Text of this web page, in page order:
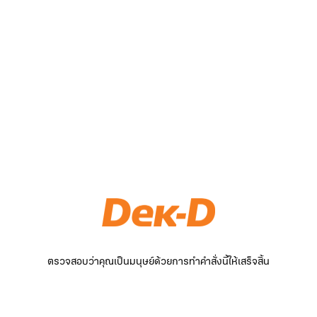
ตรวจสอบว่าคุณเป็นมนุษย์ด้วยการทำคำสั่งนี้ให้เสร็จสิ้น